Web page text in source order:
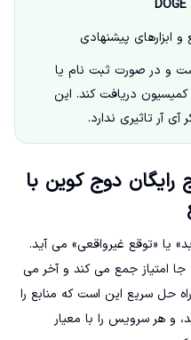
ابزارهای پیشنهادی
و در صورت ثبت نام یا
فعالیت، ممکن است Brokerir.com کمیسیون دریافت کند. این
آر تاثیری ندارد.
رایگان دوج کوین با
یا «توقع غیرواقعی» می آید.
امتیاز جمع می کند و آخر می
حل سریع این است که منابع را
و هر سرویس را با معیار